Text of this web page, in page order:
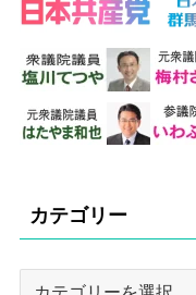
カテゴリー